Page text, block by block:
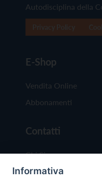
Autodisciplina della
E-Shop
Vendita Online
Abbonamenti
Contatti
Chi Siamo
Redazione
Informativa